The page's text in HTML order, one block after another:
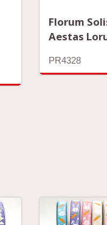
Florum
Aestas
PR4328